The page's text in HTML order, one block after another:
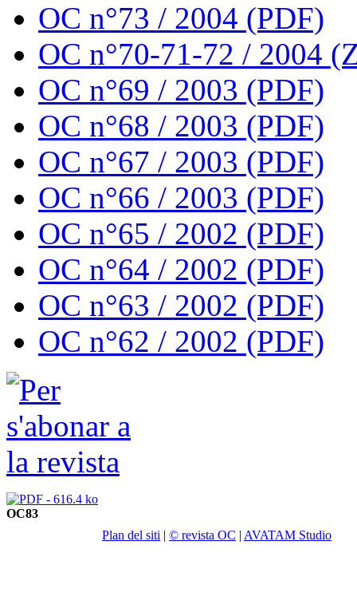
OC n°73 / 2004 (PDF)
OC n°70-71-72 / 2004
OC n°69 / 2003 (PDF)
OC n°68 / 2003 (PDF)
OC n°67 / 2003 (PDF)
OC n°66 / 2003 (PDF)
OC n°65 / 2002 (PDF)
OC n°64 / 2002 (PDF)
OC n°63 / 2002 (PDF)
OC n°62 / 2002 (PDF)
OC83
Plan del siti | © revista OC | AVATAM Studio